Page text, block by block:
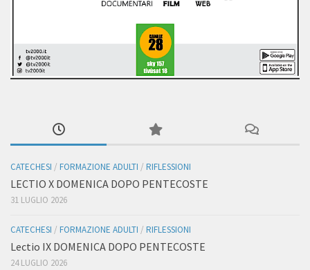
CATECHESI / FORMAZIONE ADULTI / RIFLESSIONI
LECTIO X DOMENICA DOPO PENTECOSTE
31 LUGLIO 2026
CATECHESI / FORMAZIONE ADULTI / RIFLESSIONI
Lectio IX DOMENICA DOPO PENTECOSTE
24 LUGLIO 2026